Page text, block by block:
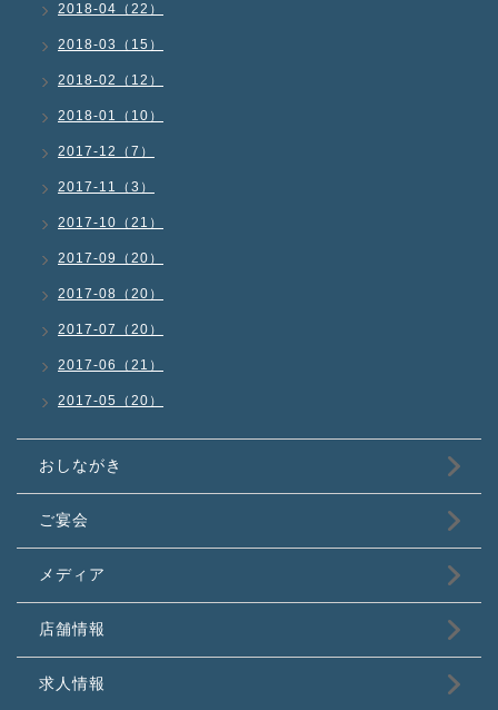
2018-04（22）
2018-03（15）
2018-02（12）
2018-01（10）
2017-12（7）
2017-11（3）
2017-10（21）
2017-09（20）
2017-08（20）
2017-07（20）
2017-06（21）
2017-05（20）
おしながき
ご宴会
メディア
店舗情報
求人情報